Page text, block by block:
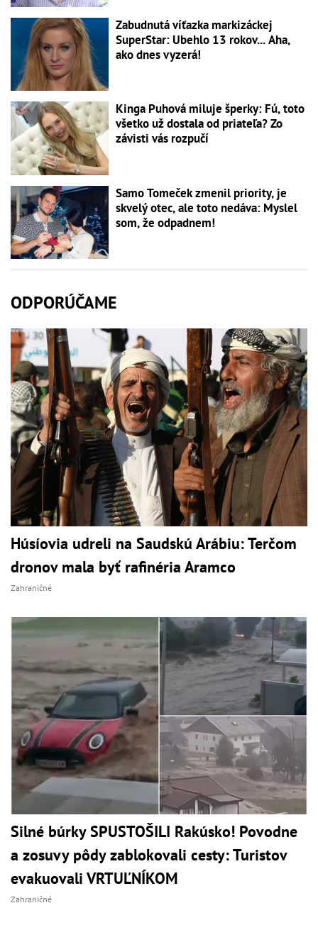
Zabudnutá víťazka markizáckej
SuperStar: Ubehlo 13 rokov... Aha,
ako dnes vyzerá!
Kinga Puhová miluje šperky: Fú, toto
všetko už dostala od priateľa? Zo
závisti vás rozpučí
Samo Tomeček zmenil priority, je
skvelý otec, ale toto nedáva: Myslel
som, že odpadnem!
ODPORÚČAME
Húsíovia udreli na Saudskú Arábiu: Terčom
dronov mala byť rafinéria Aramco
Zahraničné
Silné búrky SPUSTOŠILI Rakúsko! Povodne
a zosuvy pôdy zablokovali cesty: Turistov
evakuovali VRTUĽNÍKOM
Zahraničné